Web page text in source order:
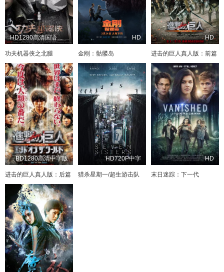
HD1280高清国语中字版
功夫机器侠之北腿
HD
金刚：骷髅岛
HD
进击的巨人真人版：前篇
BD1280高清中字版
进击的巨人真人版：后篇
HD720P中字
猎杀星期一/超生游击队
HD
末日迷踪：下一代